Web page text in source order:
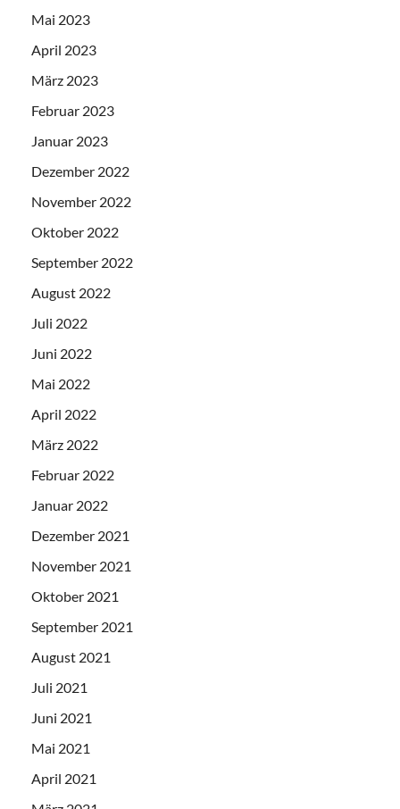
Mai 2023
April 2023
März 2023
Februar 2023
Januar 2023
Dezember 2022
November 2022
Oktober 2022
September 2022
August 2022
Juli 2022
Juni 2022
Mai 2022
April 2022
März 2022
Februar 2022
Januar 2022
Dezember 2021
November 2021
Oktober 2021
September 2021
August 2021
Juli 2021
Juni 2021
Mai 2021
April 2021